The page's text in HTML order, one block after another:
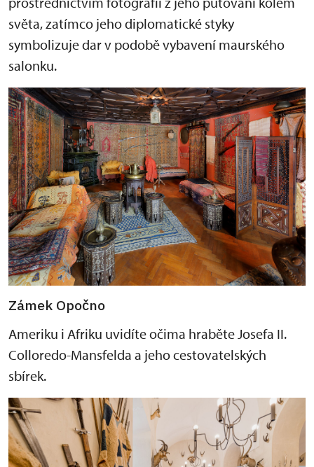
světa, zatímco jeho diplomatické styky
symbolizuje dar v podobě vybavení maurského
salonku.
Zámek Opočno
Ameriku i Afriku uvidíte očima hraběte Josefa II.
Colloredo-Mansfelda a jeho cestovatelských
sbírek.